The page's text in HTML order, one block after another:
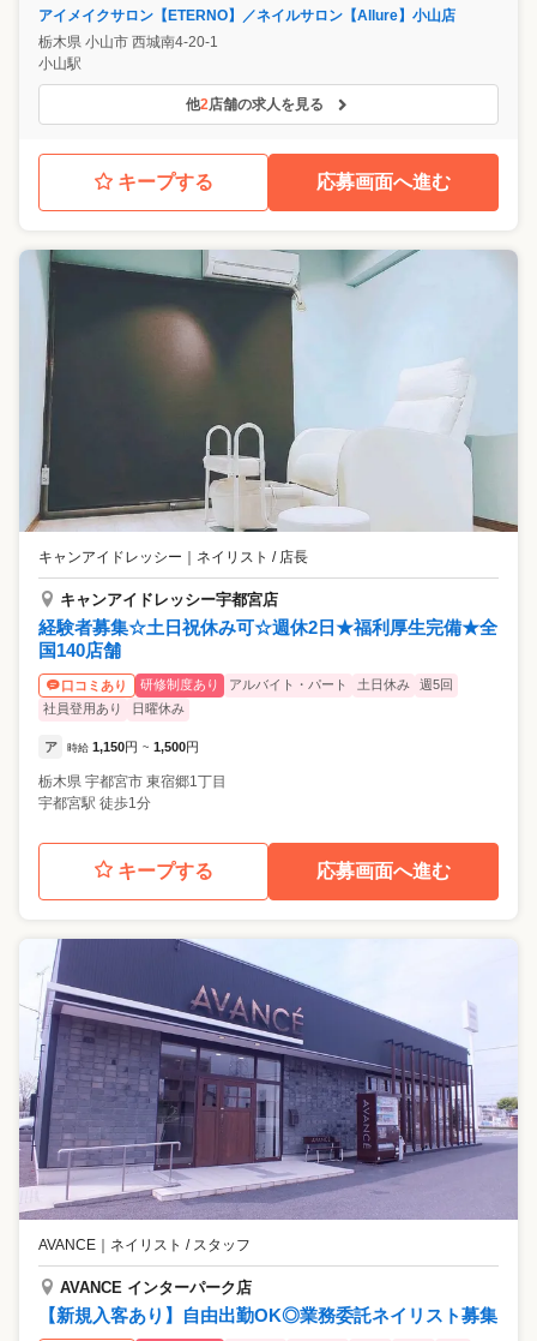
アイメイクサロン【ETERNO】／ネイルサロン【Allure】小山店
栃木県 小山市 西城南4-20-1
小山駅
他2店舗の求人を見る
キープする 応募画面へ進む
キャンアイドレッシー ｜ ネイリスト / 店長
キャンアイドレッシー宇都宮店
経験者募集☆土日祝休み可☆週休2日★福利厚生完備★全
国140店舗
口コミあり 研修制度あり アルバイト・パート 土日休み
週5回
社員登用あり
日曜休み
ア 時給 1,150円 ~ 1,500円
栃木県 宇都宮市 東宿郷1丁目
宇都宮駅 徒歩1分
キープする 応募画面へ進む
AVANCE ネイリスト / スタッフ
AVANCE インターパーク店
【新規入客あり】自由出勤OK◎業務委託ネイリスト募集